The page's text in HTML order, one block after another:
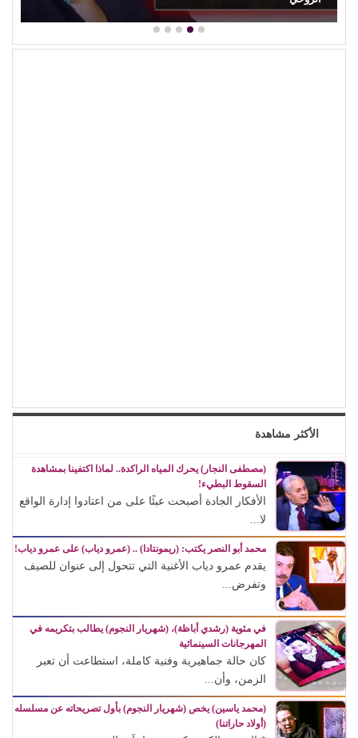
الأكثر مشاهدة
(مصطفى النجار) يحرك المياه الراكدة.. لماذا اكتفينا بمشاهدة
السقوط البطيء!
الأفكار الجادة أصبحت عبئًا على من اعتادوا إدارة الواقع
لا...
محمد أبو النصر يكتب: (ريمونتادا) .. (عمرو دياب) على عمرو دياب!
يقدم عمرو دياب الأغنية التي تتحول إلى عنوان للصيف
وتفرض...
في مئوية (رشدي أباظة)، (شهريار النجوم) يطالب بتكريمه في
المهرجانات السينمائية
كان حالة جماهيرية وفنية كاملة، استطاعت أن تعبر
الزمن، وأن...
(محمد ياسين) يخص (شهريار النجوم) بأول تصريحاته عن مسلسله
(أولاد حاراتنا)